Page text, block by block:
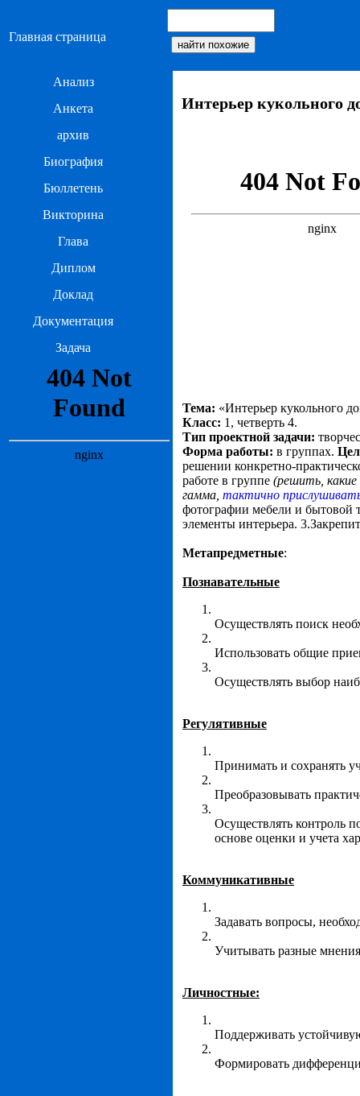
Главная страница
Анализ
Анкета
архив
Биография
Бюллетень
Викторина
Глава
Диплом
Доклад
Документация
Задача
Интерьер кукольного
Тема: «Интерьер кукольного
Класс: 1, четверть 4.
Тип проектной задачи:
Форма работы: в группах.
решении конкретно-
работе в группе (решить, какие
гамма, тактично
фотографии мебели и бытовой
элементы интерьера.
Метапредметные:
Познавательные
Осуществлять поиск
Использовать общие
Осуществлять выбор
Регулятивные
Принимать и сохранять
Преобразовывать
Осуществлять контроль
основе оценки и учета
Коммуникативные
Задавать вопросы,
Учитывать разные
Личностные:
Поддерживать
Формировать